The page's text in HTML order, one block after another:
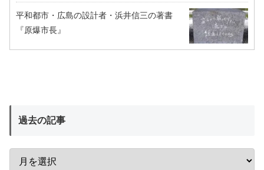
平和都市・広島の設計者・浜井信三の著書
『原爆市長』
過去の記事